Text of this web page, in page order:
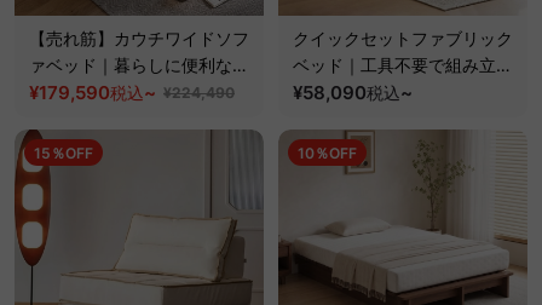
【売れ筋】カウチワイドソフ
ァベッド｜暮らしに便利な洗
えるカバー＆伸長式ソファ
¥179,590税込~ ¥224,490
クイックセットファブリック
ベッド｜工具不要で組み立て
られるクッションベッドフレ
¥58,090税込~
15％OFF 10％OFF